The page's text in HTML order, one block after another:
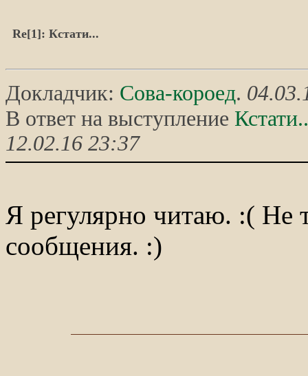
Re[1]: Кстати...
Докладчик: Сова-короед.
В ответ на выступление
12.02.16 23:37
Я регулярно читаю. :( Не
сообщения. :)